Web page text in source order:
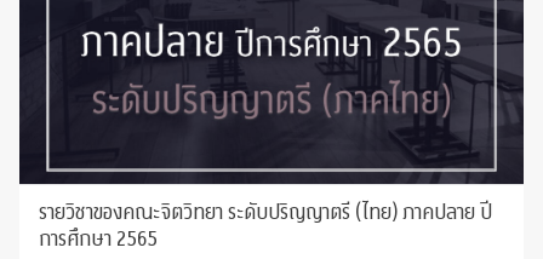
รายวิชาของคณะจิตวิทยา ระดับปริญญาตรี (ไทย) ภาคปลาย ปี
การศึกษา 2565